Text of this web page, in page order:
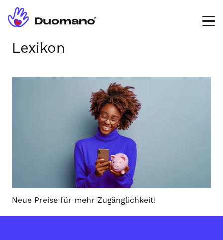
Lexikon
Neue Preise für mehr Zugänglichkeit!